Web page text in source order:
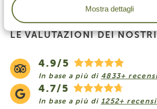
Mostra dettagli
Ci occupiamo noi di tutto
LE VALUTAZIONI DEI
4.9/5
In base a più di 4833+
4.7/5
In base a più di 1252+